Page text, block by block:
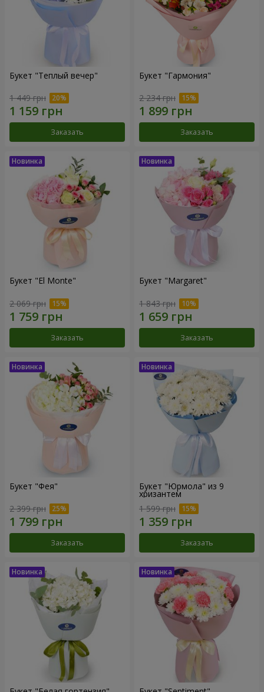
Букет "Теплый вечер"
1 449 грн
Заказать
Букет "Гармония"
2 234 грн
Заказать
Букет "El Monte"
2 069 грн
Заказать
Букет "Margaret"
1 843 грн
Заказать
Букет "Фея"
2 399 грн
Заказать
Букет "Юрмола" из 9
хризантем
1 599 грн
Заказать